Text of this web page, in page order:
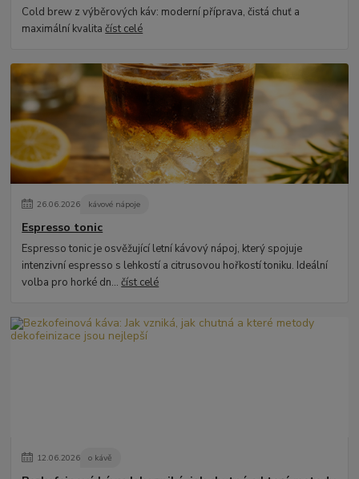
Cold brew z výběrových káv: moderní příprava, čistá chuť a
maximální kvalitačíst celé
26.06.2026 kávové nápoje
Espresso tonic
Espresso tonic je osvěžující letní kávový nápoj, který spojuje
intenzivní espresso s lehkostí a citrusovou hořkostí toniku. Ideální
volba pro horké dn...číst celé
12.06.2026 o kávě